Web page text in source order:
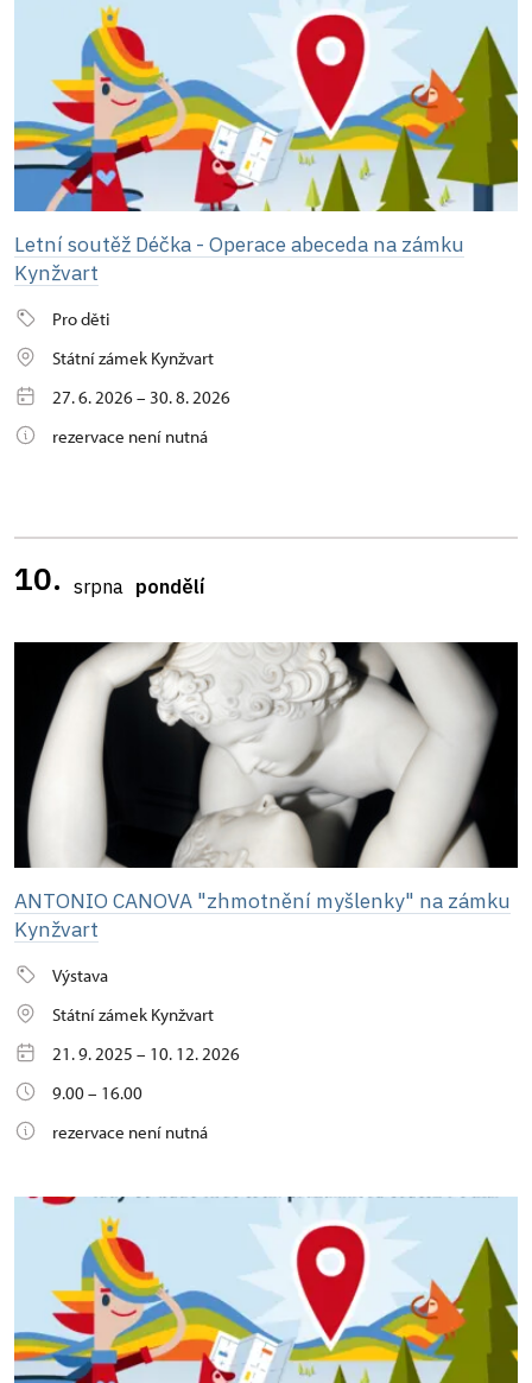
Letní soutěž Déčka - Operace abeceda na zámku
Kynžvart
Pro děti
Státní zámek Kynžvart
27. 6. 2026 – 30. 8. 2026
rezervace není nutná
10. srpna pondělí
ANTONIO CANOVA "zhmotnění myšlenky" na zámku
Kynžvart
Výstava
Státní zámek Kynžvart
21. 9. 2025 – 10. 12. 2026
9.00 – 16.00
rezervace není nutná